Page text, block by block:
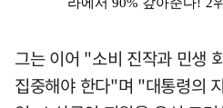
그는 이어 "소비 진작과 민생
집중해야 한다"며 "대통령의